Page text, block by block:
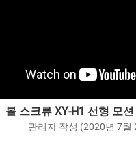
볼 스크류 XY-H1 선형 모
관리자 작성 (2020년 7월